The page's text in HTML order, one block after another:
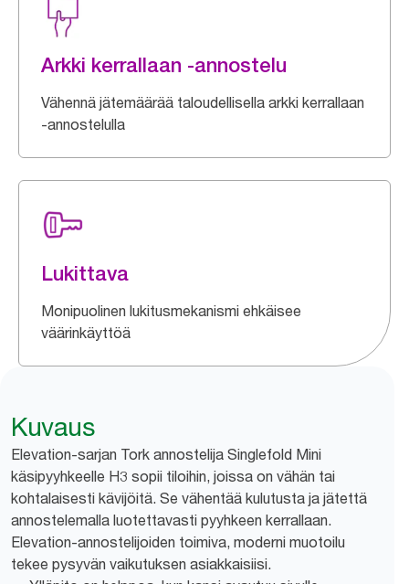
Arkki kerrallaan -annostelu
Vähennä jätemäärää taloudellisella arkki kerrallaan
-annostelulla
Lukittava
Monipuolinen lukitusmekanismi ehkäisee
väärinkäyttöä
Kuvaus
Elevation-sarjan Tork annostelija Singlefold Mini
käsipyyhkeelle H3 sopii tiloihin, joissa on vähän tai
kohtalaisesti kävijöitä. Se vähentää kulutusta ja jätettä
annostelemalla luotettavasti pyyhkeen kerrallaan.
Elevation-annostelijoiden toimiva, moderni muotoilu
tekee pysyvän vaikutuksen asiakkaisiisi.